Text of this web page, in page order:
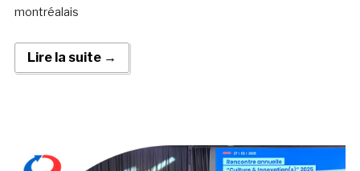
montréalais
Lire la suite →